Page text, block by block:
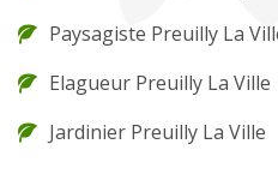
Paysagiste Preuilly La
Elagueur Preuilly La Ville
Jardinier Preuilly La Ville